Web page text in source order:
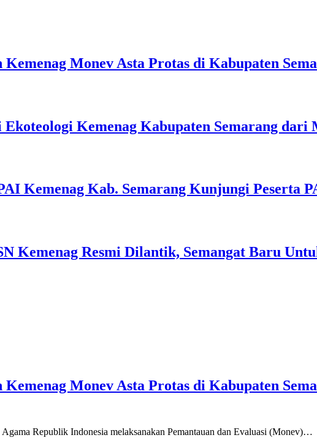
Monev Asta Protas di Kabupaten
Kemenag Kabupaten Semarang dari
Kemenag Kab. Semarang Kunjungi Peserta
Kemenag Resmi Dilantik, Semangat Baru
Monev Asta Protas di Kabupaten
Republik Indonesia melaksanakan Pemantauan dan Evaluasi (Monev)…